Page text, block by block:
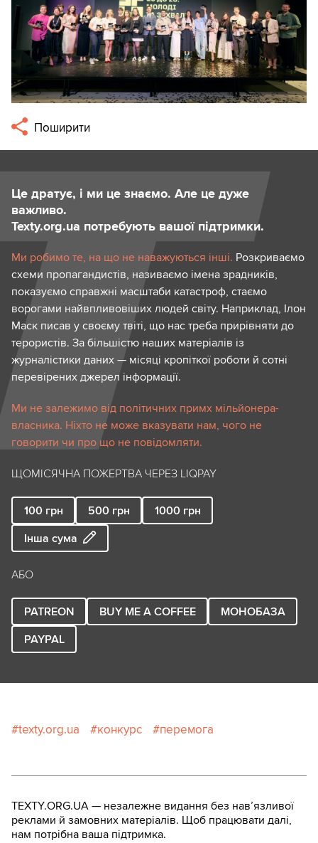
Поширити
Це дратує, і ми це знаємо. Але це дуже
важливо.
Texty.org.ua потребують вашої підтримки.
Ми робимо те, на що не наважуються інші. Розкриваємо
схеми пропагандистів, називаємо імена зрадників,
показуємо справжні масштаби катастроф, стаємо
ворогами найвпливовіших людей світу. Наприклад, Ілон
Маск писав у своєму твіті, що нас треба прирівняти до
терористів. За більшістю наших матеріалів із
журналістики даних — місяці кропіткої роботи й сотні
перевірених джерел інформації.
Ми не залежимо від політичних примх мільйонера-
власника. Ніхто не може вказувати нам, чого не
говорити чи про що не повідомляти.
ЩОМІСЯЧНА ПОЖЕРТВА ЧЕРЕЗ LIQPAY
100 грн 500 грн 1000 грн
Інша сума
АБО
PATREON BUY ME A COFFEE
МОНОБАЗА
PAYPAL
texty.org.ua конкурс перемога
TEXTY.ORG.UA — незалежне видання без навʼязливої
реклами й замовних матеріалів. Щоб працювати далі,
нам потрібна ваша підтримка.